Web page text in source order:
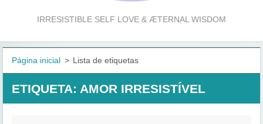
IRRESISTIBLE SELF LOVE & ÆTERNAL WISDOM
Página inicial > Lista de etiquetas
ETIQUETA: AMOR IRRESISTÍVEL